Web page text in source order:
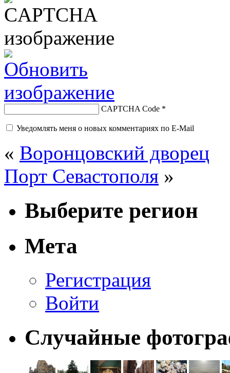
CAPTCHA Code *
Уведомлять меня о новых комментариях по E-Mail
« Воронцовский дворец
Порт Севастополя »
Выберите регион
Мета
Регистрация
Войти
Случайные